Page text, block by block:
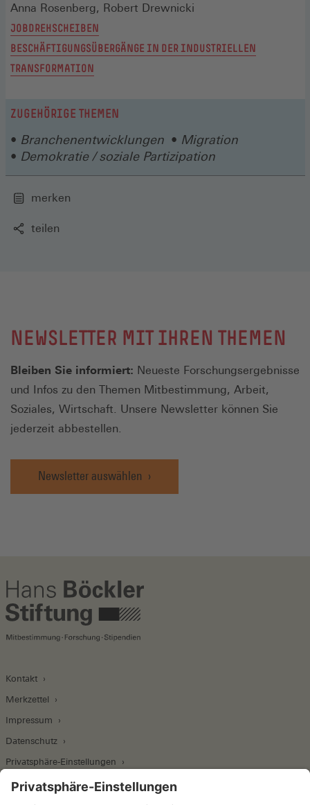
Anna Rosenberg, Robert Drewnicki
JOBDREHSCHEIBEN
BESCHÄFTIGUNGSÜBERGÄNGE IN DER INDUSTRIELLEN
TRANSFORMATION
ZUGEHÖRIGE THEMEN
Branchenentwicklungen
Migration
Demokratie / soziale Partizipation
merken
teilen
NEWSLETTER MIT IHREN THEMEN
Bleiben Sie informiert: Neueste Forschungsergebnisse
und Infos zu den Themen Mitbestimmung, Arbeit,
Soziales, Wirtschaft. Unsere Newsletter können Sie
jederzeit abbestellen.
Newsletter auswählen
Kontakt
Merkzettel
Impressum
Datenschutz
Privatsphäre-Einstellungen